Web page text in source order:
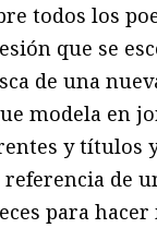
todos los
que se
de una
modela en
y títulos
de
para